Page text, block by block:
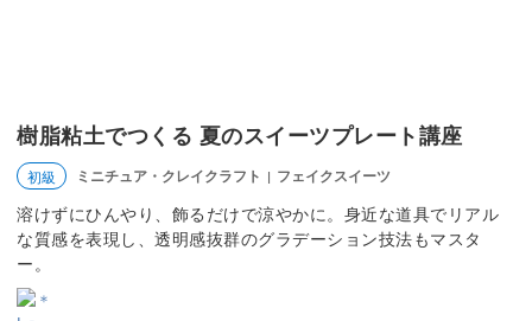
樹脂粘土でつくる 夏のスイーツプレート講座
初級 ミニチュア・クレイクラフト | フェイクスイーツ
溶けずにひんやり、飾るだけで涼やかに。身近な道具でリアル
な質感を表現し、透明感抜群のグラデーション技法もマスタ
ー。